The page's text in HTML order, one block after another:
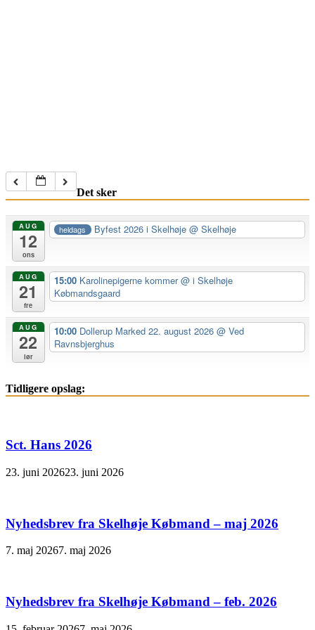
Det sker
AUG
12
ons
heldags Byfest 2026 i Skelhøje@ Skelhøje
AUG
21
fre
15:00 Karolinepigerne kommer@ i Skelhøje
Købmandsgaard
AUG
22
lør
10:00 Dollerup Marked 22. august 2026 @ Ved
Ravnsbjerghus
Tidligere opslag:
Sct. Hans 2026
23. juni 202623. juni 2026
Nyhedsbrev fra Skelhøje Købmand – maj 2026
7. maj 20267. maj 2026
Nyhedsbrev fra Skelhøje Købmand – feb. 2026